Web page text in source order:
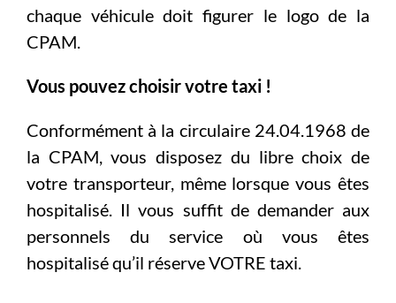
chaque véhicule doit figurer le logo de la
CPAM.
Vous pouvez choisir votre taxi !
Conformément à la circulaire 24.04.1968 de
la CPAM, vous disposez du libre choix de
votre transporteur, même lorsque vous êtes
hospitalisé. Il vous suffit de demander aux
personnels du service où vous êtes
hospitalisé qu’il réserve VOTRE taxi.